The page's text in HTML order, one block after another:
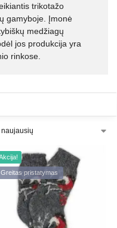
trikotažo
gamyboje. Įmonė
medžiagų
jos produkcija yra
rinkose.
Greitas pristatymas